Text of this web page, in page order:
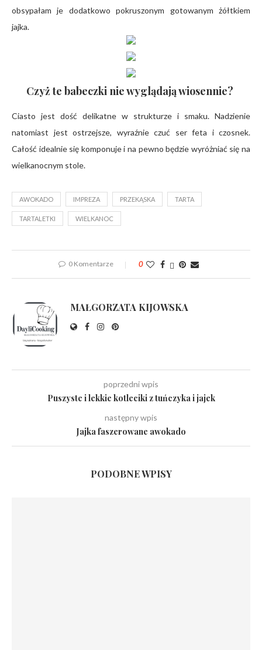
obsypałam je dodatkowo pokruszonym gotowanym żółtkiem
jajka.
Czyż te babeczki nie wyglądają wiosennie?
Ciasto jest dość delikatne w strukturze i smaku. Nadzienie
natomiast jest ostrzejsze, wyraźnie czuć ser feta i czosnek.
Całość idealnie się komponuje i na pewno będzie wyróżniać się na
wielkanocnym stole.
AWOKADO IMPREZA PRZEKĄSKA TARTA
TARTALETKI WIELKANOC
0 Komentarze 0
MAŁGORZATA KIJOWSKA
poprzedni wpis
Puszyste i lekkie kotleciki z tuńczyka i jajek
następny wpis
Jajka faszerowane awokado
PODOBNE WPISY